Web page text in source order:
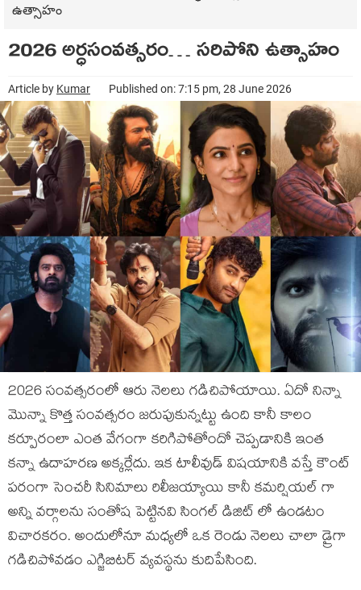
ఉత్సాహం
2026 అర్ధసంవత్సరం… సరిపోని ఉత్సాహం
Article by Kumar Published on: 7:15 pm, 28 June 2026
2026 సంవత్సరంలో ఆరు నెలలు గడిచిపోయాయి. ఏదో నిన్నా
మొన్నా కొత్త సంవత్సరం జరుపుకున్నట్టు ఉంది కానీ కాలం
కర్పూరంలా ఎంత వేగంగా కరిగిపోతోందో చెప్పడానికి ఇంత
కన్నా ఉదాహరణ అక్కర్లేదు. ఇక టాలీవుడ్ విషయానికి వస్తే కౌంట్
పరంగా సెంచరీ సినిమాలు రిలీజయ్యాయి కానీ కమర్షియల్ గా
అన్ని వర్గాలను సంతోష పెట్టినవి సింగల్ డిజిట్ లో ఉండటం
విచారకరం. అందులోనూ మధ్యలో ఒక రెండు నెలలు చాలా డ్రైగా
గడిచిపోవడం ఎగ్జిబిటర్ వ్యవస్థను కుదిపేసింది.